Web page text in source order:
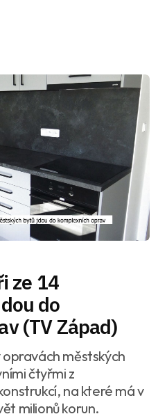
ze 14
do
(TV Západ)
městských
čtyřmi z
na které má v
milionů korun.